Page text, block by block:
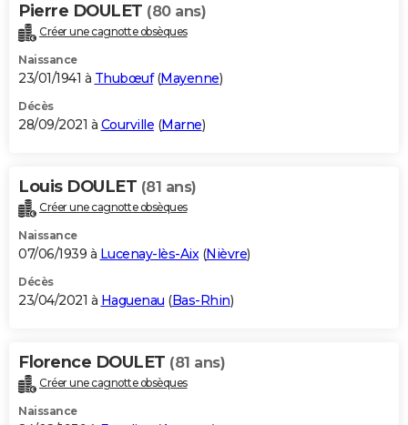
Pierre DOULET (80 ans)
Créer une cagnotte obsèques
Naissance
23/01/1941 à Thubœuf(Mayenne)
Décès
28/09/2021 à Courville (Marne)
Louis DOULET (81 ans)
Créer une cagnotte obsèques
Naissance
07/06/1939 à Lucenay-lès-Aix(Nièvre)
Décès
23/04/2021 à Haguenau (Bas-Rhin)
Florence DOULET (81 ans)
Créer une cagnotte obsèques
Naissance